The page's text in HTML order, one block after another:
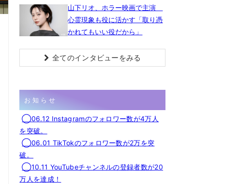
山下リオ、ホラー映画で主演
心霊現象も役に活かす「取り憑
かれてもいい役だから」
全てのインタビューをみる
お知らせ
◯06.12 Instagramのフォロワー数が4万人
を突破。
◯06.01 TikTokのフォロワー数が2万を突
破。
◯10.11 YouTubeチャンネルの登録者数が20
万人を達成！